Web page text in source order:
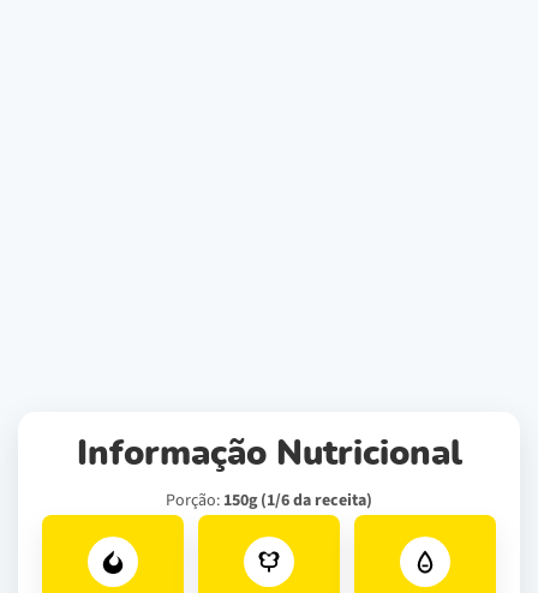
Informação Nutricional
Porção: 150g (1/6 da receita)